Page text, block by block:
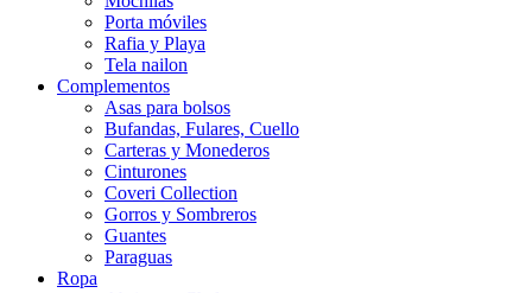
Porta móviles
Rafia y Playa
Tela nailon
Complementos
Asas para bolsos
Bufandas, Fulares, Cuello
Carteras y Monederos
Cinturones
Coveri Collection
Gorros y Sombreros
Guantes
Paraguas
Ropa